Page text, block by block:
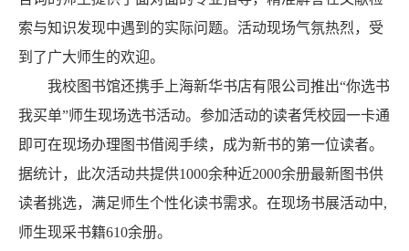
索与知识发现中遇到的实际问题。活动现场气氛热烈，受
到了广大师生的欢迎。
我校图书馆还携手上海新华书店有限公司推出“你选书
我买单”师生现场选书活动。参加活动的读者凭校园一卡通
即可在现场办理图书借阅手续，成为新书的第一位读者。
据统计，此次活动共提供1000余种近2000余册最新图书供
读者挑选，满足师生个性化读书需求。在现场书展活动中,
师生现采书籍610余册。